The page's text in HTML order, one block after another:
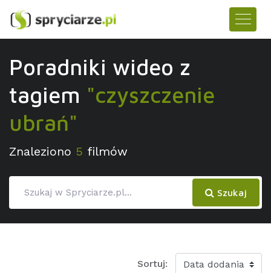
Poradniki wideo z
tagiem "czyszczenie
ubrań"
Znaleziono 5 filmów
Szukaj
Sortuj: